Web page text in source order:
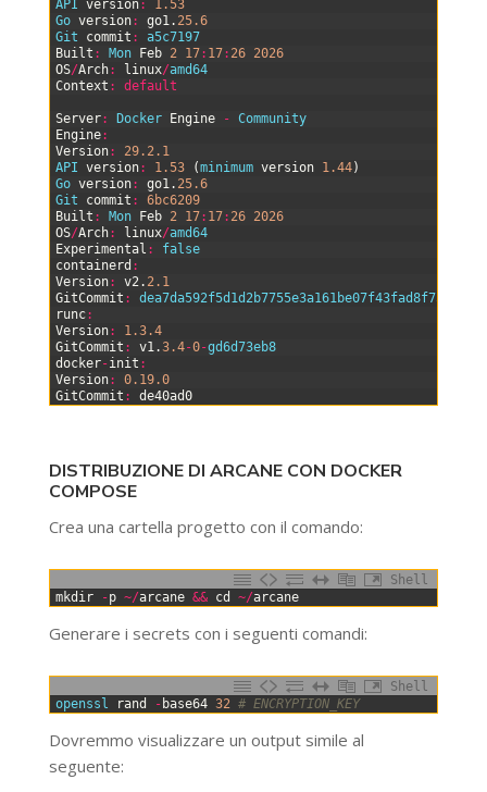
API version:
1.53
Go version: go1. 25.6
Git commit :
a5c7197
Built : Mon Feb 2 17: 17: 26 2026
OS/Arch: linux/amd64
Context : default
Server: Docker Engine - Community
Engine:
Version:
29.2.1
API version: 1.53 (minimum version 1.44)
Go version: go1. 25.6
Git commit :
6bc6209
Built : Mon Feb 2 17: 17: 26 2026
OS/Arch: linux/amd64
Experimental :
false
containerd :
Version: v2. 2.1
GitCommit :
dea7da592f5d1d2b7755e3a161be07f43fad8f75
runc:
Version:
1.3.4
GitCommit : v1.3.4-0-gd6d73eb8
docker-init :
Version:
0.19.0
GitCommit : de40ad0
DISTRIBUZIONE DI ARCANE CON DOCKER
COMPOSE
Crea una cartella progetto con il comando:
Shell
mkdir -p ~/arcane && cd ~/arcane
Generare i secrets con i seguenti comandi:
Shell
openssl rand - base64 32 # ENCRYPTION_KEY
Dovremmo visualizzare un output simile al
seguente: